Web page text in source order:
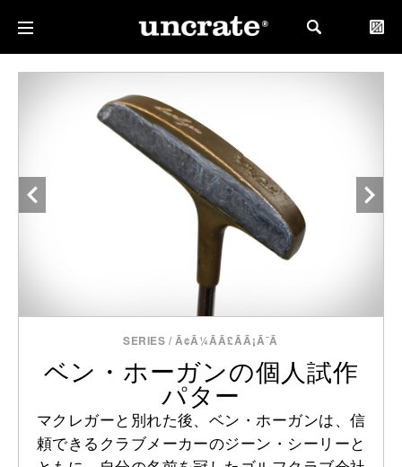
SERIES / Ã¢Ã¼ÃÃ£ÃÃ¡Ã¯Ã
ベン・ホーガンの個人試作
パター
マクレガーと別れた後、ベン・ホーガンは、信
頼できるクラブメーカーのジーン・シーリーと